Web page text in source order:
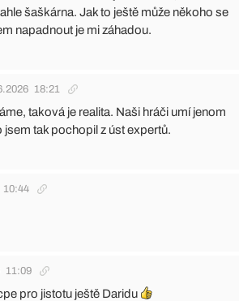
šaškárna. Jak to ještě může někoho se
napadnout je mi záhadou.
18:21
taková je realita. Naši hráči umí jenom
tak pochopil z úst expertů.
10:44
11:09
pro jistotu ještě Daridu